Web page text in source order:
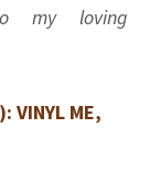
my loving
VINYL ME,